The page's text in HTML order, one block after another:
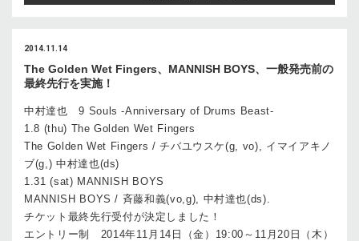
2014.11.14
The Golden Wet Fingers、MANNISH BOYS、一般発売前の
最終先行を実施！
中村達也 9 Souls -Anniversary of Drums Beast-
1.8 (thu) The Golden Wet Fingers
The Golden Wet Fingers / チバユウスケ(g, vo), イマイアキノ
ブ(g,) 中村達也(ds)
1.31 (sat) MANNISH BOYS
MANNISH BOYS / 斉藤和義(vo,g), 中村達也(ds).
チケット最終先行受付が決定しました！
エントリー制 2014年11月14日（金）19:00～11月20日（木）